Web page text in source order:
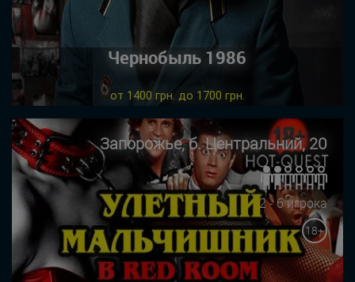
Чернобыль 1986
от 1400 грн. до 1700 грн.
Запорожье, б. Центральний, 20
2 - 6 игрока
18+